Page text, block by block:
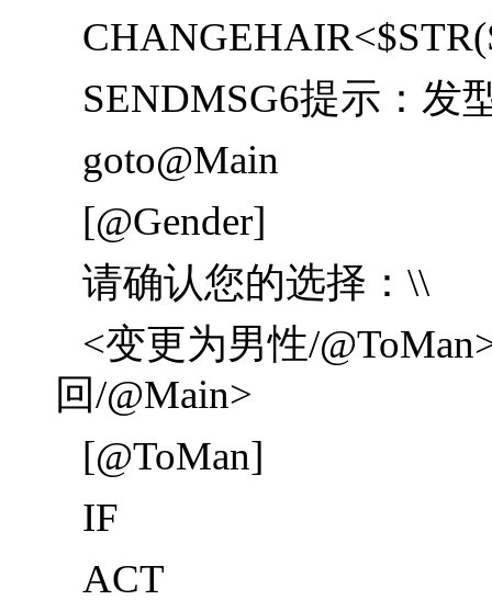
SENDMSG6提示：发
goto@Main
[@Gender]
请确认您的选择：\\
<变更为男性/
回/@Main>
[@ToMan]
IF
ACT